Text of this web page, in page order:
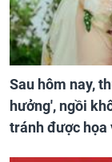
Sau hôm nay,
hưởng', ngồi
tránh được họa